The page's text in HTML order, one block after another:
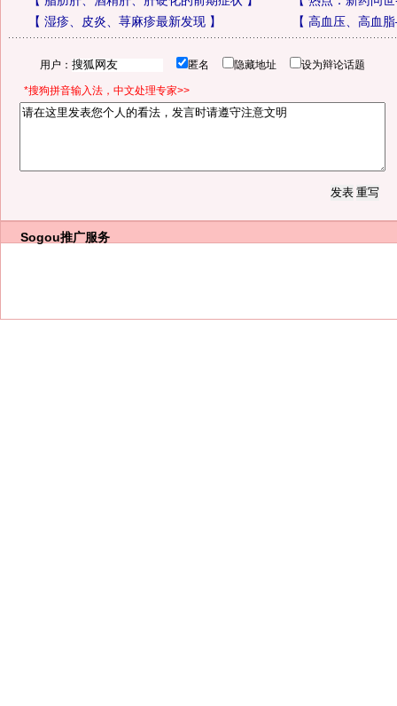
【 湿疹、皮炎、荨麻疹最新发现】 【 高血压、高血
用户： 匿名 隐藏地址 设为辩论话题
*搜狗拼音输入法，中文处理专家>>
Sogou推广服务